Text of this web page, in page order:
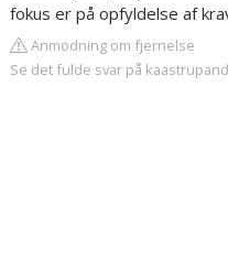
fokus er på opfyldelse af
Anmodning om fjernelse
Se det fulde svar på